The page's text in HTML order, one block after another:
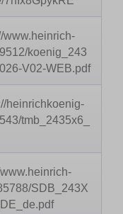
www.heinrich-
koenig_243
V02-WEB.pdf
heinrichkoenig-
tmb_2435x6_
SDB_243X